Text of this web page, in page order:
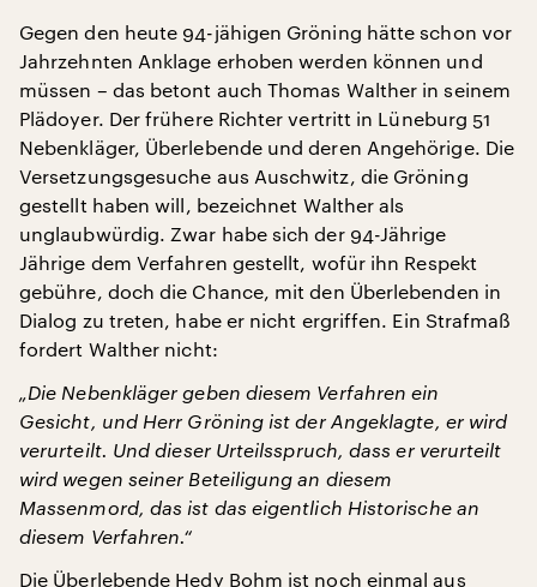
Gegen den heute 94-jähigen Gröning hätte schon vor
Jahrzehnten Anklage erhoben werden können und
müssen – das betont auch Thomas Walther in seinem
Plädoyer. Der frühere Richter vertritt in Lüneburg 51
Nebenkläger, Überlebende und deren Angehörige. Die
Versetzungsgesuche aus Auschwitz, die Gröning
gestellt haben will, bezeichnet Walther als
unglaubwürdig. Zwar habe sich der 94-Jährige
Jährige dem Verfahren gestellt, wofür ihn Respekt
gebühre, doch die Chance, mit den Überlebenden in
Dialog zu treten, habe er nicht ergriffen. Ein Strafmaß
fordert Walther nicht:
„Die Nebenkläger geben diesem Verfahren ein
Gesicht, und Herr Gröning ist der Angeklagte, er wird
verurteilt. Und dieser Urteilsspruch, dass er verurteilt
wird wegen seiner Beteiligung an diesem
Massenmord, das ist das eigentlich Historische an
diesem Verfahren.“
Die Überlebende Hedy Bohm ist noch einmal aus